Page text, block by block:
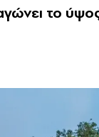
το ύψος